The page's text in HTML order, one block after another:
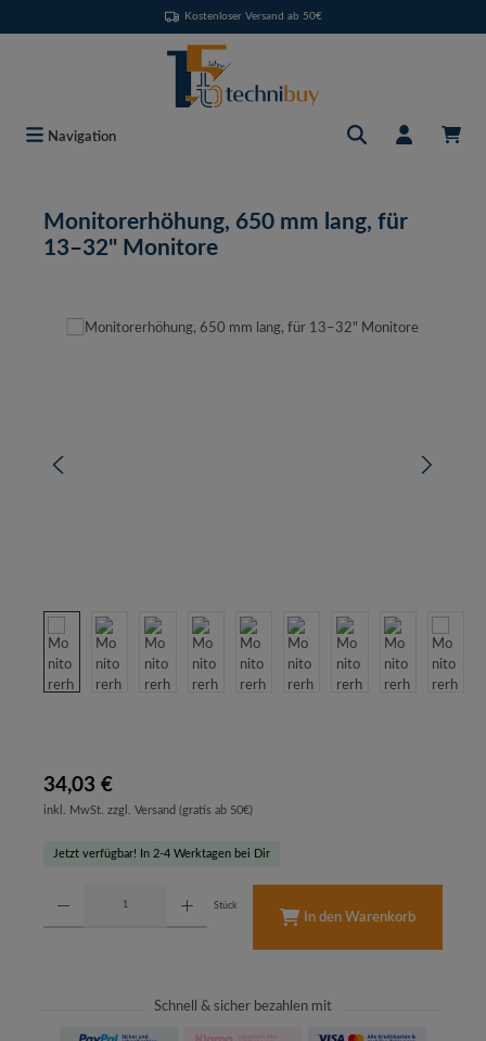
Kostenloser Versand ab 50€
Navigation
Monitorerhöhung, 650 mm lang, für
13–32" Monitore
Bildergalerie überspringen
34,03 €
inkl. MwSt. zzgl. Versand (gratis ab 50€)
Jetzt verfügbar! In 2-4 Werktagen bei Dir
Stück
In den Warenkorb
Schnell & sicher bezahlen mit